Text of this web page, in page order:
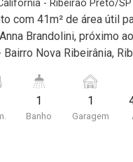
- Ribeirão Preto/SP
com 41m² de área útil
Brandolini, próximo
Bairro Nova Ribeirânia,
a Martinelli Imobiliária
social - Sala 2
1
Banho
1
Garagem